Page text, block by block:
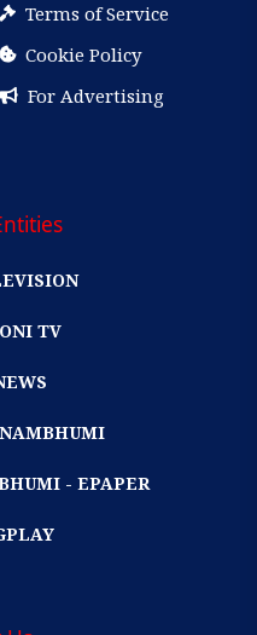
Terms of Service
Cookie Policy
For Advertising
TV
- EPAPER